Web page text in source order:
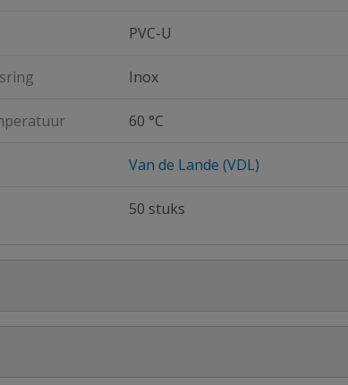
PVC-U
Inox
60 °C
Van de Lande (VDL)
50 stuks